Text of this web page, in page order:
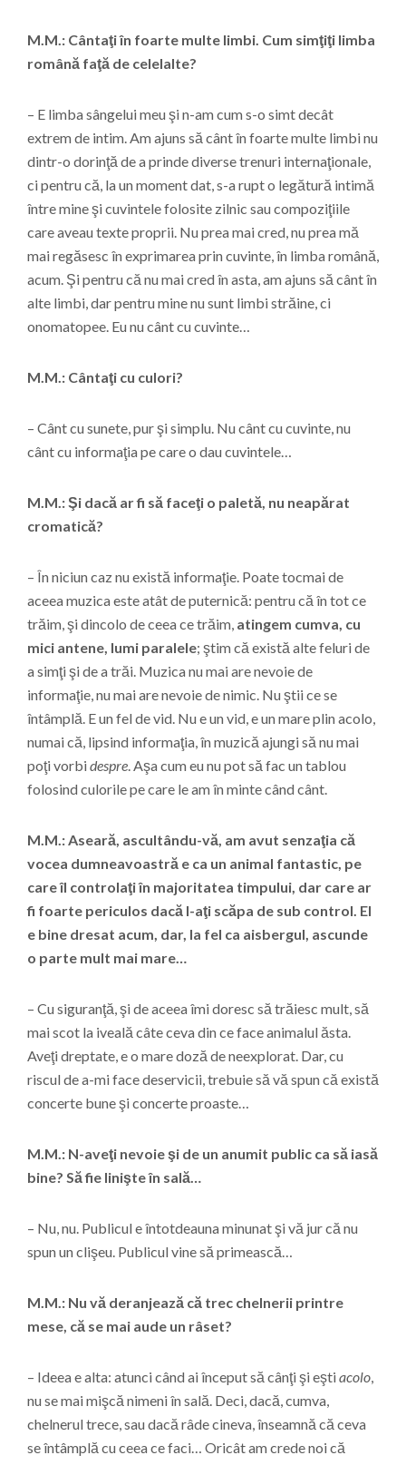
M.M.: Cântaţi în foarte multe limbi. Cum simţiţi limba
română faţă de celelalte?
– E limba sângelui meu şi n-am cum s-o simt decât
extrem de intim. Am ajuns să cânt în foarte multe limbi nu
dintr-o dorinţă de a prinde diverse trenuri internaţionale,
ci pentru că, la un moment dat, s-a rupt o legătură intimă
între mine şi cuvintele folosite zilnic sau compoziţiile
care aveau texte proprii. Nu prea mai cred, nu prea mă
mai regăsesc în exprimarea prin cuvinte, în limba română,
acum. Şi pentru că nu mai cred în asta, am ajuns să cânt în
alte limbi, dar pentru mine nu sunt limbi străine, ci
onomatopee. Eu nu cânt cu cuvinte…
M.M.: Cântaţi cu culori?
– Cânt cu sunete, pur şi simplu. Nu cânt cu cuvinte, nu
cânt cu informaţia pe care o dau cuvintele…
M.M.: Şi dacă ar fi să faceţi o paletă, nu neapărat
cromatică?
– În niciun caz nu există informaţie. Poate tocmai de
aceea muzica este atât de puternică: pentru că în tot ce
trăim, şi dincolo de ceea ce trăim, atingem cumva, cu
mici antene, lumi paralele; ştim că există alte feluri de
a simţi şi de a trăi. Muzica nu mai are nevoie de
informaţie, nu mai are nevoie de nimic. Nu ştii ce se
întâmplă. E un fel de vid. Nu e un vid, e un mare plin acolo,
numai că, lipsind informaţia, în muzică ajungi să nu mai
poţi vorbi despre. Aşa cum eu nu pot să fac un tablou
folosind culorile pe care le am în minte când cânt.
M.M.: Aseară, ascultându-vă, am avut senzaţia că
vocea dumneavoastră e ca un animal fantastic, pe
care îl controlaţi în majoritatea timpului, dar care ar
fi foarte periculos dacă l-aţi scăpa de sub control. El
e bine dresat acum, dar, la fel ca aisbergul, ascunde
o parte mult mai mare…
– Cu siguranţă, şi de aceea îmi doresc să trăiesc mult, să
mai scot la iveală câte ceva din ce face animalul ăsta.
Aveţi dreptate, e o mare doză de neexplorat. Dar, cu
riscul de a-mi face deservicii, trebuie să vă spun că există
concerte bune şi concerte proaste…
M.M.: N-aveţi nevoie şi de un anumit public ca să iasă
bine? Să fie linişte în sală…
– Nu, nu. Publicul e întotdeauna minunat şi vă jur că nu
spun un clişeu. Publicul vine să primească…
M.M.: Nu vă deranjează că trec chelnerii printre
mese, că se mai aude un râset?
– Ideea e alta: atunci când ai început să cânţi şi eşti acolo,
nu se mai mişcă nimeni în sală. Deci, dacă, cumva,
chelnerul trece, sau dacă râde cineva, înseamnă că ceva
se întâmplă cu ceea ce faci… Oricât am crede noi că